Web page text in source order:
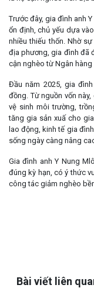
Trước đây, gia đình anh
ổn định, chủ yếu dựa
nhiều thiếu thốn. Nhờ
địa phương, gia đình đã
cận nghèo từ Ngân hàng
Đầu năm 2025, gia
đồng. Từ nguồn vốn
vệ sinh môi trường,
tăng gia sản xuấ cho
lao động, kinh tế gia
sống ngày càng nâng
Gia đình anh Y Nung
đúng kỳ hạn, có ý thức
công tác giảm nghèo
Bài viết liên